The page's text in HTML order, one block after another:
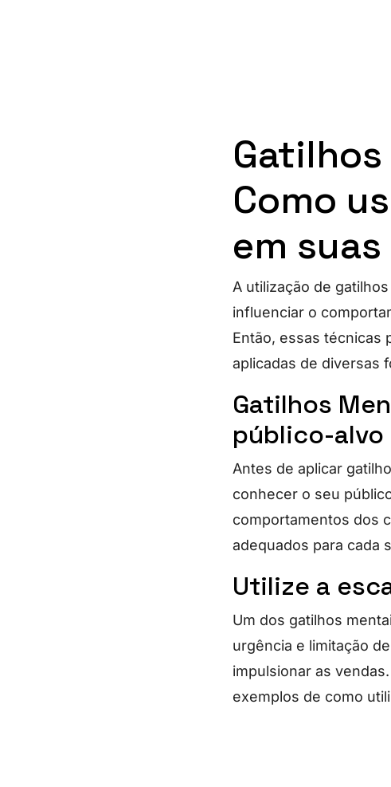
Como
em
A utilização de
influenciar o
Então, essas técnicas
aplicadas de diversas
Gatilhos
público-alvo
Antes de aplicar
conhecer o seu
comportamentos dos
adequados para cada
Utilize a
Um dos gatilhos
urgência e limitação
impulsionar as
exemplos de como